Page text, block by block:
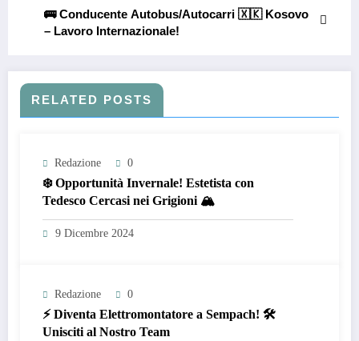
🚌 Conducente Autobus/Autocarri 🇽🇰 Kosovo
– Lavoro Internazionale!
RELATED POSTS
Redazione 0
❄️ Opportunità Invernale! Estetista con
Tedesco Cercasi nei Grigioni 🏔️
9 Dicembre 2024
Redazione 0
⚡ Diventa Elettromontatore a Sempach! 🛠️
Unisciti al Nostro Team